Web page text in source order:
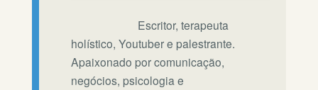
Escritor, terapeuta
holístico, Youtuber e palestrante.
Apaixonado por comunicação,
negócios, psicologia e